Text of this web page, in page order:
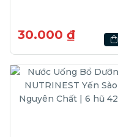
30.000 ₫